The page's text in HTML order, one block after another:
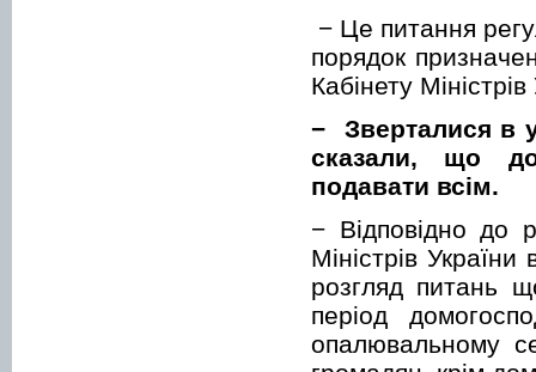
− Це питання
порядок
Кабінету
− Зверталися в
сказали, що
подавати всім.
− Відповідно до
Міністрів
розгляд питань
період
опалювальному